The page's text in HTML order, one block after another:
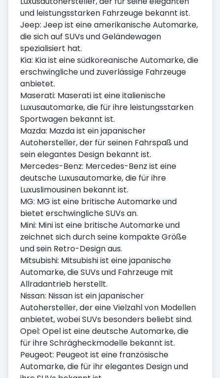
und leistungsstarken Fahrzeuge bekannt ist.
Jeep: Jeep ist eine amerikanische Automarke,
die sich auf SUVs und Geländewagen
spezialisiert hat.
Kia: Kia ist eine südkoreanische Automarke, die
erschwingliche und zuverlässige Fahrzeuge
anbietet.
Maserati: Maserati ist eine italienische
Luxusautomarke, die für ihre leistungsstarken
Sportwagen bekannt ist.
Mazda: Mazda ist ein japanischer
Autohersteller, der für seinen Fahrspaß und
sein elegantes Design bekannt ist.
Mercedes-Benz: Mercedes-Benz ist eine
deutsche Luxusautomarke, die für ihre
Luxuslimousinen bekannt ist.
MG: MG ist eine britische Automarke und
bietet erschwingliche SUVs an.
Mini: Mini ist eine britische Automarke und
zeichnet sich durch seine kompakte Größe
und sein Retro-Design aus.
Mitsubishi: Mitsubishi ist eine japanische
Automarke, die SUVs und Fahrzeuge mit
Allradantrieb herstellt.
Nissan: Nissan ist ein japanischer
Autohersteller, der eine Vielzahl von Modellen
anbietet, wobei SUVs besonders beliebt sind.
Opel: Opel ist eine deutsche Automarke, die
für ihre Schrägheckmodelle bekannt ist.
Peugeot: Peugeot ist eine französische
Automarke, die für ihr elegantes Design und